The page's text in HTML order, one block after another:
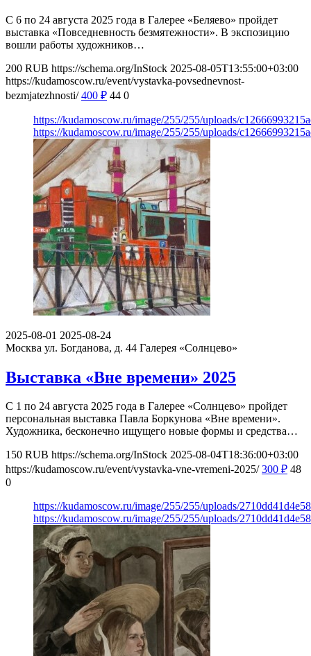
С 6 по 24 августа 2025 года в Галерее «Беляево» пройдет
выставка «Повседневность безмятежности». В экспозицию
вошли работы художников…
200 RUB https://schema.org/InStock 2025-08-05T13:55:00+03:00
https://kudamoscow.ru/event/vystavka-povsednevnost-
bezmjatezhnosti/ 400 ₽ 44 0
https://kudamoscow.ru/image/255/255/uploads/
https://kudamoscow.ru/image/255/255/uploads/
2025-08-01 2025-08-24
Москва ул. Богданова, д. 44 Галерея «Солнцево»
Выставка «Вне времени» 2025
С 1 по 24 августа 2025 года в Галерее «Солнцево» пройдет
персональная выставка Павла Боркунова «Вне времени».
Художника, бесконечно ищущего новые формы и средства…
150 RUB https://schema.org/InStock 2025-08-04T18:36:00+03:00
https://kudamoscow.ru/event/vystavka-vne-vremeni-2025/ 300 ₽ 48
0
https://kudamoscow.ru/image/255/255/uploads/
https://kudamoscow.ru/image/255/255/uploads/